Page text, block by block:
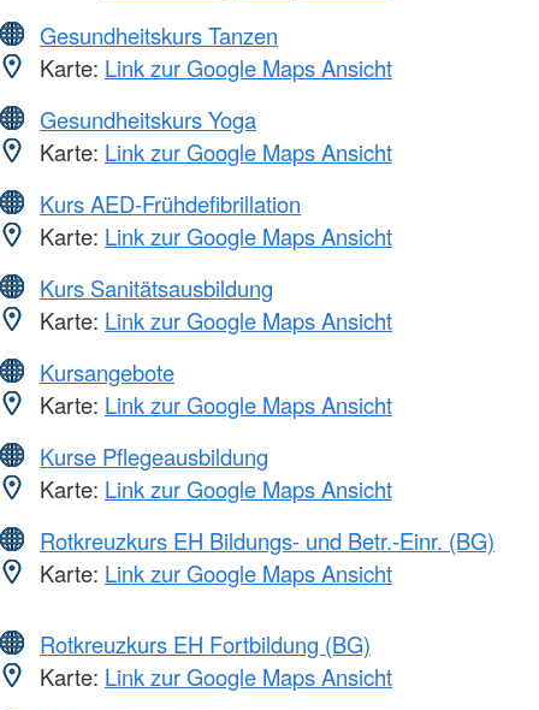
Gesundheitskurs Tanzen
Karte: Link zur Google Maps Ansicht
Gesundheitskurs Yoga
Karte: Link zur Google Maps Ansicht
Kurs AED-Frühdefibrillation
Karte: Link zur Google Maps Ansicht
Kurs Sanitätsausbildung
Karte: Link zur Google Maps Ansicht
Kursangebote
Karte: Link zur Google Maps Ansicht
Kurse Pflegeausbildung
Karte: Link zur Google Maps Ansicht
Rotkreuzkurs EH Bildungs- und Betr.-Einr. (BG)
Karte: Link zur Google Maps Ansicht
Rotkreuzkurs EH Fortbildung (BG)
Karte: Link zur Google Maps Ansicht